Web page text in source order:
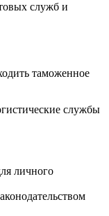
служб и
таможенное
службы
личного